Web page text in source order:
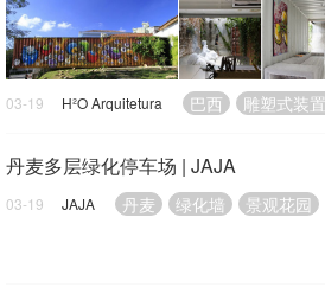
03-19 H²O Arquitetura 巴西 雕塑式装
丹麦多层绿化停车场 | JAJA
03-19 JAJA 丹麦 绿化墙 景观花园